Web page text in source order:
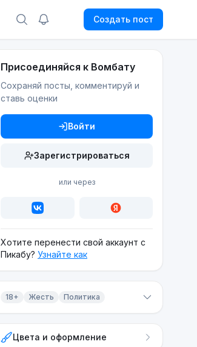
Создать пост
Присоединяйся к Вомбату
Сохраняй посты, комментируй и
ставь оценки
Войти
Зарегистрироваться
или через
Хотите перенести свой аккаунт с
Пикабу? Узнайте как
18+ Жесть Политика
ЖестьЦвета и оформление